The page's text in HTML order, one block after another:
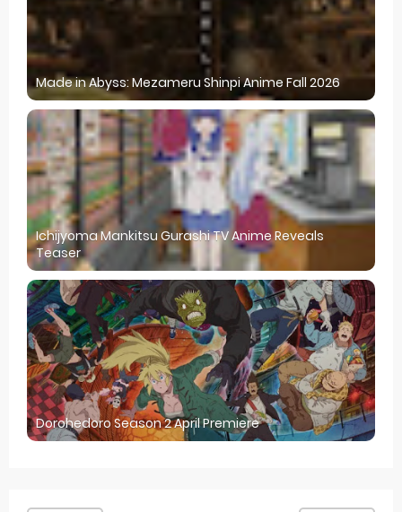
Made in Abyss: Mezameru Shinpi Anime Fall 2026
Ichijyoma Mankitsu Gurashi TV Anime Reveals
Teaser
Dorohedoro Season 2 April Premiere